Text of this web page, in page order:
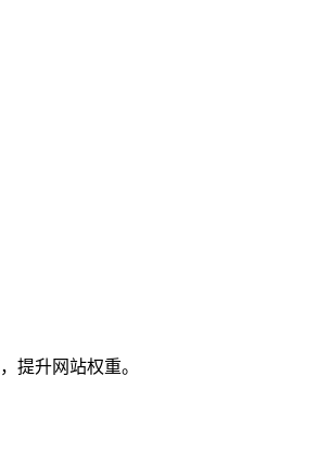
提升网站权重。